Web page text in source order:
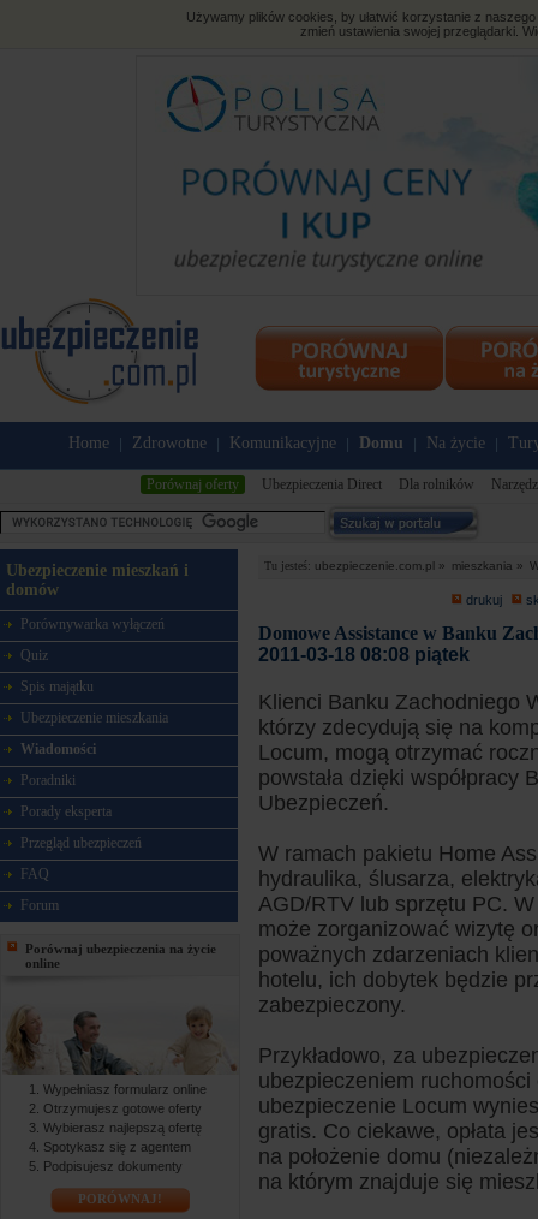
Używamy plików cookies, by ułatwić korzystanie z
zmień ustawienia swojej przeglądarki.
Home Zdrowotne Komunikacyjne Domu Na życie
Porównaj oferty Ubezpieczenia Direct Dla rolników
Ubezpieczenie mieszkań i
domów
Porównywarka wyłączeń
Quiz
Spis majątku
Ubezpieczenie mieszkania
Wiadomości
Poradniki
Porady eksperta
Przegląd ubezpieczeń
FAQ
Forum
Porównaj ubezpieczenia na życie
online
Wypełniasz formularz online
Otrzymujesz gotowe oferty
Wybierasz najlepszą ofertę
Spotykasz się z agentem
Podpisujesz dokumenty
PORÓWNAJ!
Tu jesteś: ubezpieczenie.com.pl » mieszkania »
drukuj
Domowe Assistance w Banku
2011-03-18 08:08 piątek
Klienci Banku Zachodniego
którzy zdecydują się na
Locum, mogą otrzymać
powstała dzięki współpracy
Ubezpieczeń.
W ramach pakietu Home
hydraulika, ślusarza,
AGD/RTV lub sprzętu PC.
może zorganizować wizytę
poważnych zdarzeniach
hotelu, ich dobytek będzie
zabezpieczony.
Przykładowo, za
ubezpieczeniem ruchomości
ubezpieczenie Locum
gratis. Co ciekawe, opłata
na położenie domu
na którym znajduje się